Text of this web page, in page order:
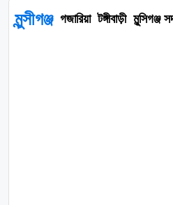
মুন্সীগঞ্জ গজারিয়া টঙ্গীবাড়ী মুন্সিগঞ্জ